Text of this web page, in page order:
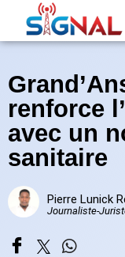
renforce
avec un
sanitaire
Pierre Lunick
Journaliste-